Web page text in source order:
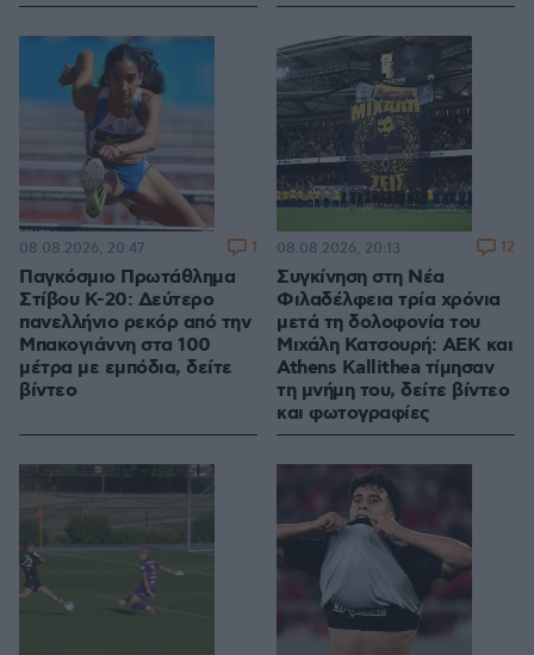
Παγκόσμιο Πρωτάθλημα
Στίβου Κ-20: Δεύτερο
πανελλήνιο ρεκόρ από την
Μπακογιάννη στα 100
μέτρα με εμπόδια, δείτε
βίντεο
08.08.2026, 20:47 1
Συγκίνηση στη Νέα
Φιλαδέλφεια τρία χρόνια
μετά τη δολοφονία του
Μιχάλη Κατσουρή: ΑΕΚ και
Athens Kallithea τίμησαν
τη μνήμη του, δείτε βίντεο
και φωτογραφίες
08.08.2026, 20:13 12